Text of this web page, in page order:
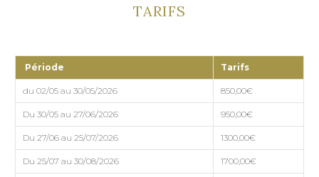
TARIFS
Période Tarifs
du 02/05 au 30/05/2026 850,00€
Du 30/05 au 27/06/2026 950,00€
Du 27/06 au 25/07/2026 1300,00€
Du 25/07 au 30/08/2026 1700,00€